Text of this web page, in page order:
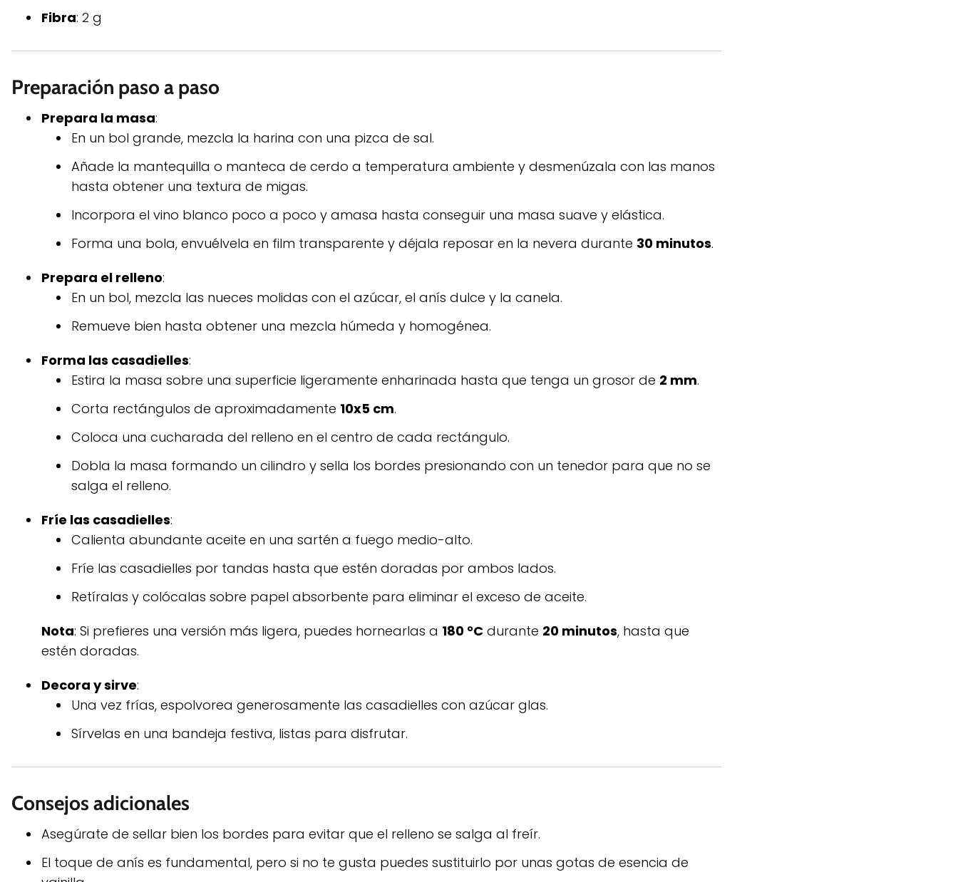
Fibra: 2 g
Preparación paso a paso
Prepara la masa:
En un bol grande, mezcla la harina con una pizca de sal.
Añade la mantequilla o manteca de cerdo a temperatura ambiente y desmenúzala con las manos
hasta obtener una textura de migas.
Incorpora el vino blanco poco a poco y amasa hasta conseguir una masa suave y elástica.
Forma una bola, envuélvela en film transparente y déjala reposar en la nevera durante 30 minutos.
Prepara el relleno:
En un bol, mezcla las nueces molidas con el azúcar, el anís dulce y la canela.
Remueve bien hasta obtener una mezcla húmeda y homogénea.
Forma las casadielles:
Estira la masa sobre una superficie ligeramente enharinada hasta que tenga un grosor de 2 mm.
Corta rectángulos de aproximadamente 10x5 cm.
Coloca una cucharada del relleno en el centro de cada rectángulo.
Dobla la masa formando un cilindro y sella los bordes presionando con un tenedor para que no se
salga el relleno.
Fríe las casadielles:
Calienta abundante aceite en una sartén a fuego medio-alto.
Fríe las casadielles por tandas hasta que estén doradas por ambos lados.
Retíralas y colócalas sobre papel absorbente para eliminar el exceso de aceite.
Nota: Si prefieres una versión más ligera, puedes hornearlas a 180 °C durante 20 minutos, hasta que
estén doradas.
Decora y sirve:
Una vez frías, espolvorea generosamente las casadielles con azúcar glas.
Sírvelas en una bandeja festiva, listas para disfrutar.
Consejos adicionales
Asegúrate de sellar bien los bordes para evitar que el relleno se salga al freír.
El toque de anís es fundamental, pero si no te gusta puedes sustituirlo por unas gotas de esencia de